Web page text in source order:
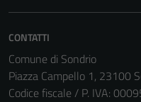
CONTATTI
Comune di Sondrio
Piazza Campello 1, 23100
Codice fiscale / P. IVA: